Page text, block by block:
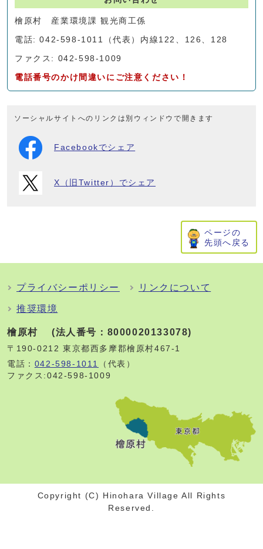
檜原村 産業環境課 観光商工係
電話: 042-598-1011（代表）内線122、126、128
ファクス: 042-598-1009
電話番号のかけ間違いにご注意ください！
ソーシャルサイトへのリンクは別ウィンドウで開きます
Facebookでシェア
X（旧Twitter）でシェア
ページの
先頭へ戻る
プライバシーポリシー リンクについて
推奨環境
檜原村 (法人番号：8000020133078)
〒190-0212 東京都西多摩郡檜原村467-1
電話： 042-598-1011
（代表）
ファクス:042-598-1009
Copyright (C) Hinohara Village All Rights
Reserved.